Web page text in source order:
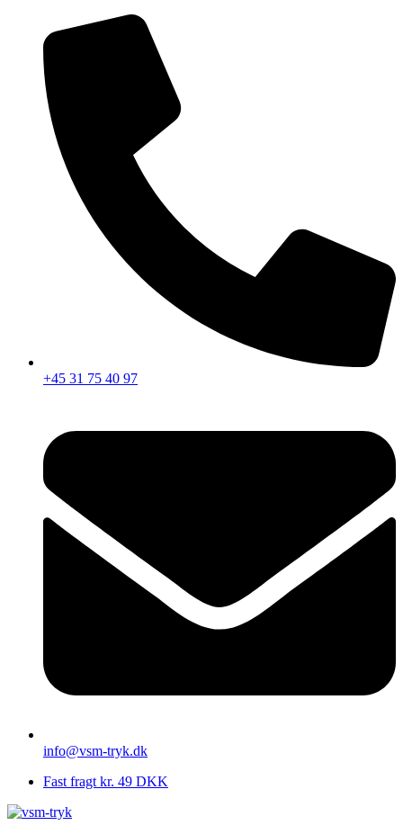
indhold
+45 31 75 40 97
info@vsm-tryk.dk
Fast fragt kr. 49 DKK